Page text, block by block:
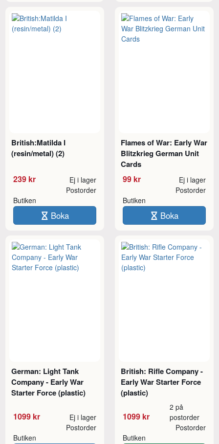
British:Matilda I
(resin/metal) (2)
239 kr Ej i lager
Butiken
Postorder
Boka
Flames of War: Early War
Blitzkrieg German Unit
Cards
99 kr Ej i lager
Butiken
Postorder
Boka
German: Light Tank
Company - Early War
Starter Force (plastic)
1099 kr Ej i lager
Butiken
Postorder
British: Rifle Company -
Early War Starter Force
(plastic)
1099 kr
2 på
postorder
Butiken
Postorder